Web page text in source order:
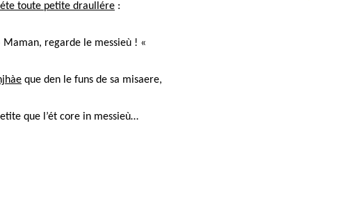
toute petite draullére :
regarde le messieù ! «
que den le funs de sa misaere,
que l’ét core in messieù…